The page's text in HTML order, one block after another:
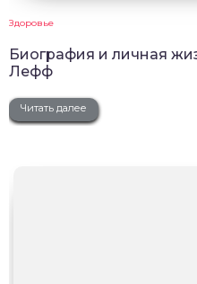
Здоровье
Биография и личная
Лефф
Читать далее